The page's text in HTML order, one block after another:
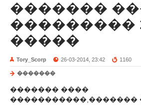
�������
���������
�����
Tory_Scorp 26-03-2014, 23:42 1160
�������
������� ����
�����������,�������